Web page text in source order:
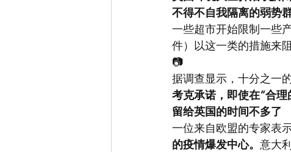
不得不自我隔离的弱势
一些超市开始限制一些
件）以这一类的措施来
📷
据调查显示，十分之一
考克承诺，即使在“合理
留给英国的时间不多了
一位来自欧盟的专家表
的疫情爆发中心。 意大